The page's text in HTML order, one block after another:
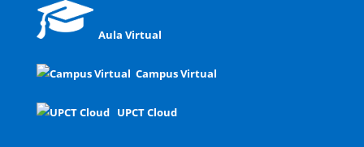
Aula Virtual
Campus Virtual
UPCT Cloud